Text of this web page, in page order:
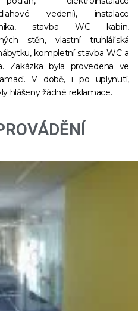
vedení), instalace
stavba WC kabin,
stěn, vlastní truhlářská
kompletní stavba WC a
Zakázka byla provedena ve
V době, i po uplynutí,
hlášeny žádné reklamace.